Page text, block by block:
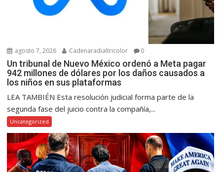
agosto 7, 2026 Cadenaradialtricolor 0
Un tribunal de Nuevo México ordenó a Meta pagar
942 millones de dólares por los daños causados a
los niños en sus plataformas
LEA TAMBIÉN Esta resolución judicial forma parte de la
segunda fase del juicio contra la compañía,...
Uncategorized